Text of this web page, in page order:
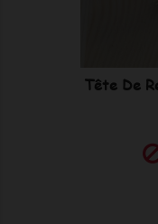
Tête De